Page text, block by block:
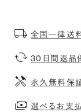
全国一律送
30日間返品
永久無料保
選べるお支